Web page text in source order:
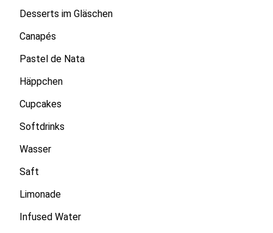
Desserts im Gläschen
Canapés
Pastel de Nata
Häppchen
Cupcakes
Softdrinks
Wasser
Saft
Limonade
Infused Water